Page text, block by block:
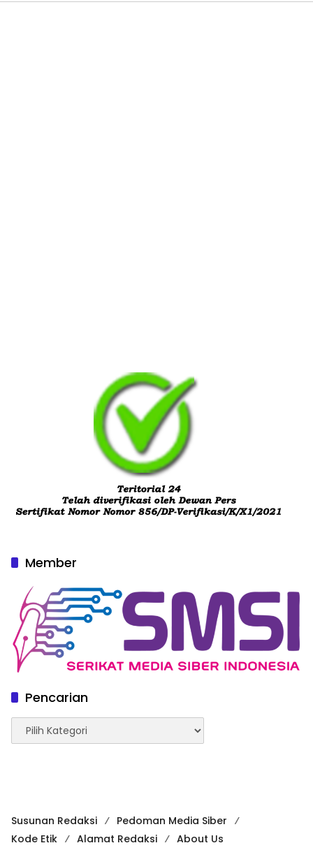
Member
Pencarian
Pencarian
Susunan Redaksi
Pedoman Media Siber
Kode Etik
Alamat Redaksi About Us